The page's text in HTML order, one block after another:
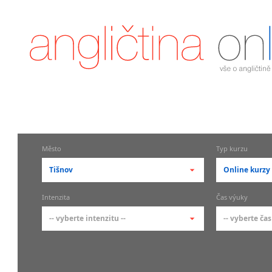
Město
Tišnov
-- vyberte město --
pražské městské části
Typ kurzu
Online
-- vyberte
Intenzita
-- vyberte intenzitu --
Čas výuky
-- vyberte